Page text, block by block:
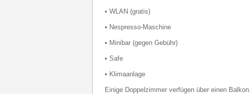
• WLAN (gratis)
• Nespresso-Maschine
• Minibar (gegen Gebühr)
• Safe
• Klimaanlage
Einige Doppelzimmer verfügen über einen Balkon.